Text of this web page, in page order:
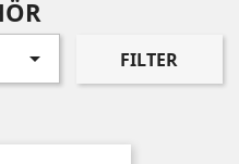
 FILTER